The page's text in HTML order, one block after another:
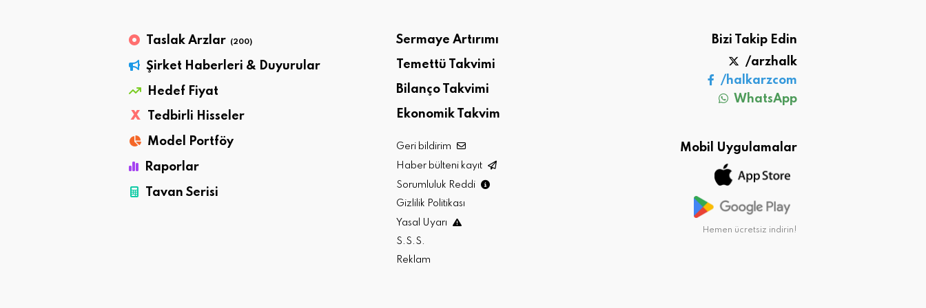
Taslak Arzlar (200)
Şirket Haberleri & Duyurular
Hedef Fiyat
X
Tedbirli Hisseler
Model Portföy
Raporlar
Tavan Serisi
Sermaye Artırımı
Temettü Takvimi
Bilanço Takvimi
Ekonomik Takvim
Geri bildirim
Haber bülteni kayıt
Sorumluluk Reddi
Gizlilik Politikası
Yasal Uyarı
S.S.S.
Reklam
Bizi Takip Edin
/arzhalk
/halkarzcom
WhatsApp
Mobil Uygulamalar
Hemen ücretsiz indirin!